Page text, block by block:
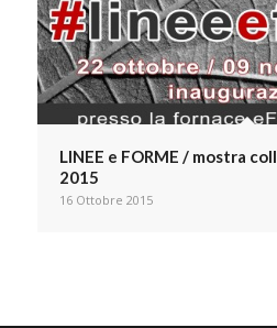
LINEE e FORME / mostra
2015
16 Ottobre 2015